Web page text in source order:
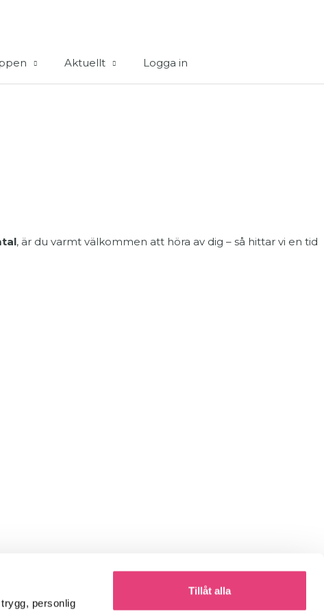
personlig
Tillåt alla
Aktuellt Logga in
, är du varmt välkommen att höra av dig – så hittar vi en tid